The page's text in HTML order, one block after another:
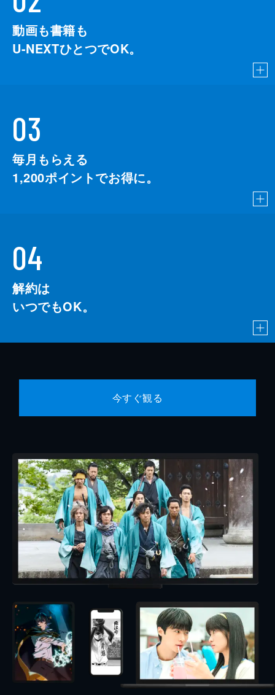
動画も書籍も
U-NEXTひとつでOK。
03
毎月もらえる
1,200ポイントでお得に。
04
解約は
いつでもOK。
今すぐ観る